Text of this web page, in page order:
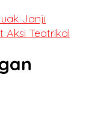
Janji
Aksi Teatrikal